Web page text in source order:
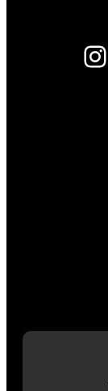
اینستاگرم